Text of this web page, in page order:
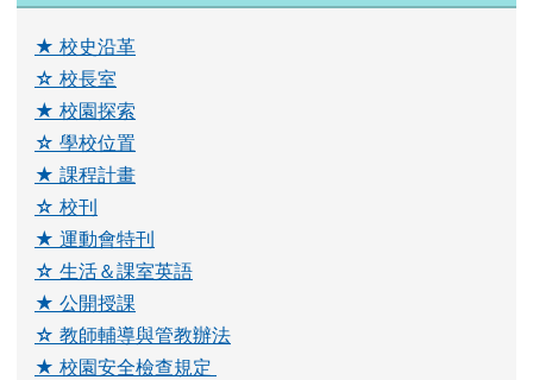
★ 校史沿革
☆ 校長室
★ 校園探索
☆ 學校位置
★ 課程計畫
☆ 校刊
★ 運動會特刊
☆ 生活＆課室英語
★ 公開授課
☆ 教師輔導與管教辦法
link to \
★ 校園安全檢查規定